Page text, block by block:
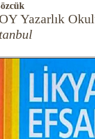
Yazarlık